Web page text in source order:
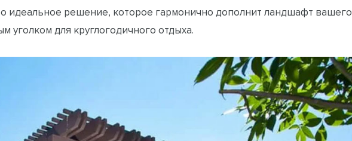
идеальное решение, которое гармонично дополнит ландшафт вашего
уголком для круглогодичного отдыха.